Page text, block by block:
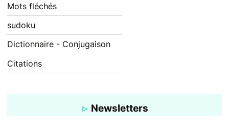
Mots fléchés
sudoku
Dictionnaire - Conjugaison
Citations
Newsletters